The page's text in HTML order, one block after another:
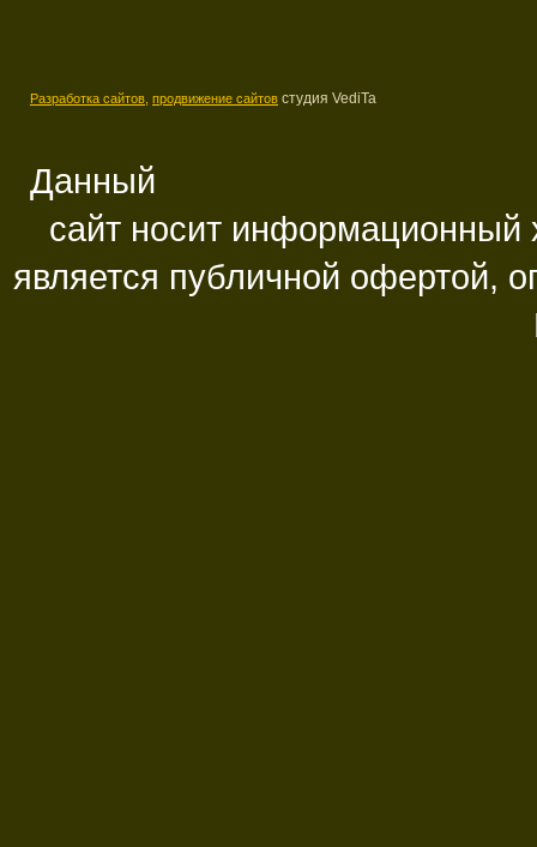
Разработка сайтов, продвижение сайтов студия VediTa
Данный
сайт носит информационный
является публичной офертой,